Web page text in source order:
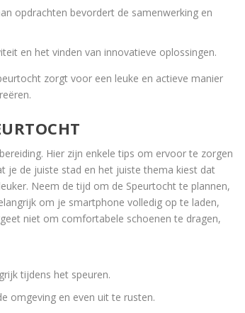
opdrachten bevordert de samenwerking en
en het vinden van innovatieve oplossingen.
zorgt voor een leuke en actieve manier
Hier zijn enkele tips om ervoor te zorgen
je de juiste stad en het juiste thema kiest dat
Neem de tijd om de Speurtocht te plannen,
om je smartphone volledig op te laden,
niet om comfortabele schoenen te dragen,
tijdens het speuren.
omgeving en even uit te rusten.